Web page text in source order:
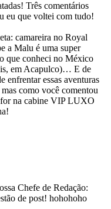
Três comentários
eu que voltei com tudo!
camareira no Royal
a Malu é uma super
que conheci no México
em Acapulco)… E de
enfrentar essas aventuras
como você comentou
for na cabine VIP LUXO
Chefe de Redação:
de post! hohohoho